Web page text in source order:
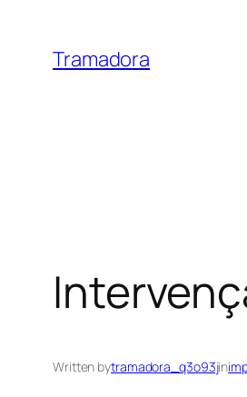
content
Tramadora
Written bytramadora_q3o93jin